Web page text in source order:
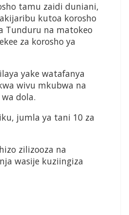
tamu zaidi duniani,
kutoa korosho
Tunduru na matokeo
za korosho ya
yake watafanya
wivu mkubwa na
dola.
jumla ya tani 10 za
zilizooza na
wasije kuziingiza